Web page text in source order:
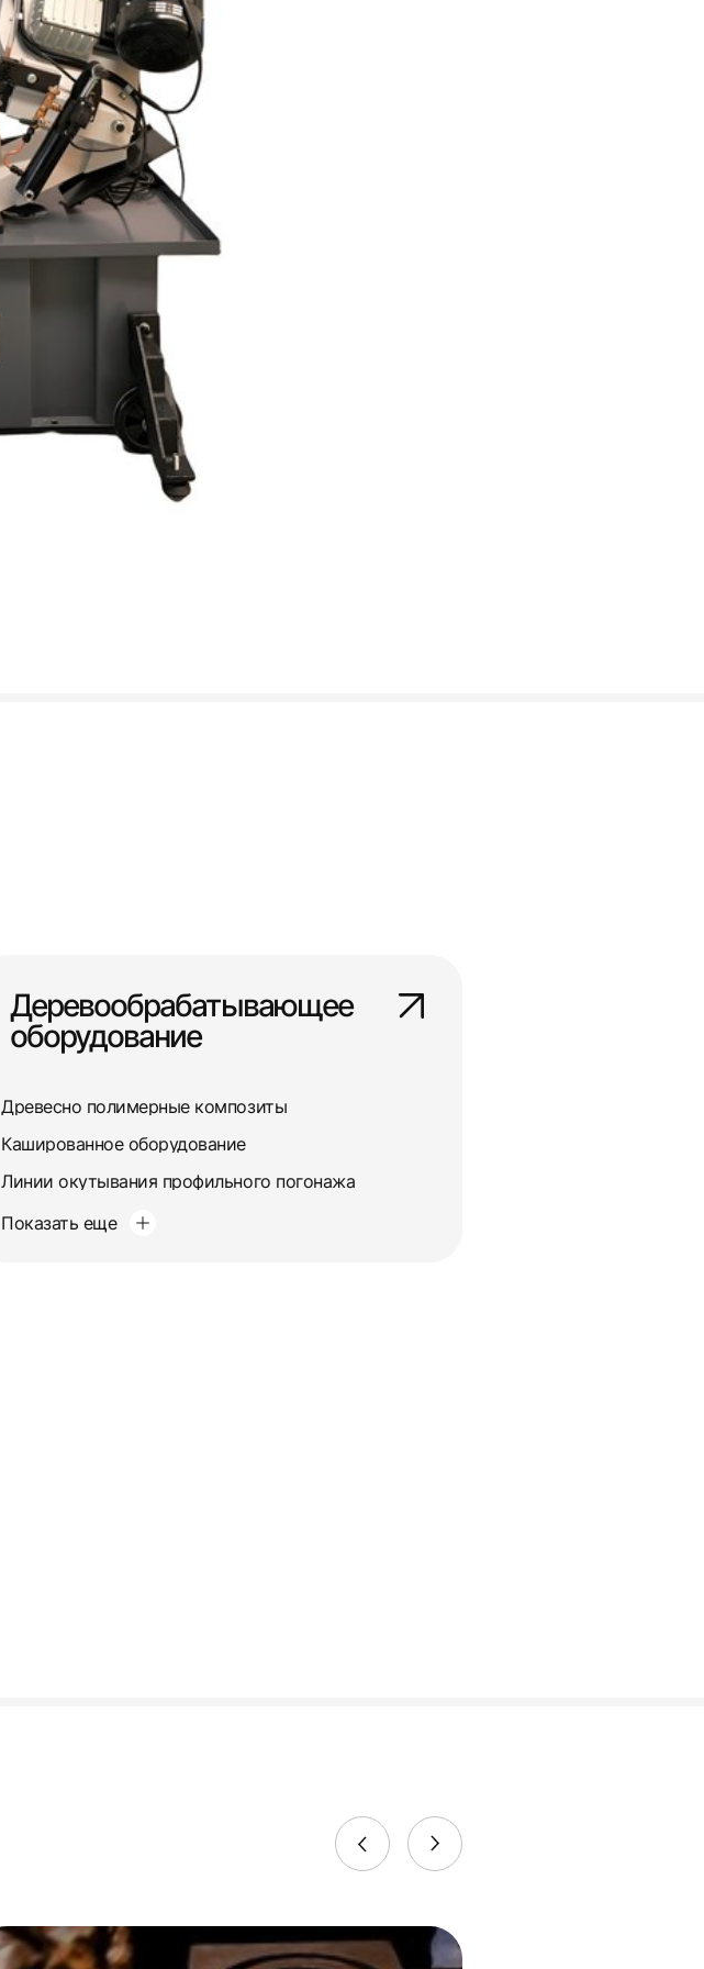
Деревообрабатывающее
оборудование
Древесно полимерные композиты
Кашированное оборудование
Линии окутывания профильного погонажа
Показать еще